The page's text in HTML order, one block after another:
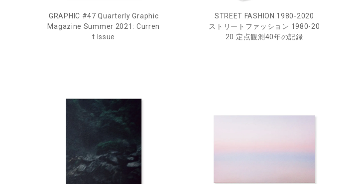
GRAPHIC #47 Quarterly Graphic
Magazine Summer 2021: Curren
t Issue
STREET FASHION 1980-2020
ストリートファッション 1980-20
20 定点観測40年の記録